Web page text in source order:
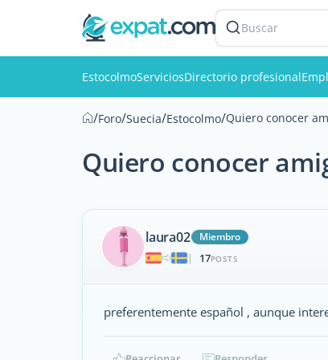
Buscar
EstocolmoServiciosDirectorio profesional
/Foro/Suecia/Estocolmo/Quiero conocer
Quiero conocer
laura02
Miembro
|
17POSTS
preferentemente español , aunque